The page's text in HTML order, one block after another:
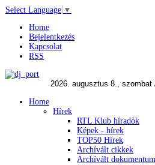
Select Language ▼
Home
Bejelentkezés
Kapcsolat
RSS
Home
Hírek
RTL Klub híradók
Képek - hírek
TOP50 Hírek
Archívált cikkek
Archívált